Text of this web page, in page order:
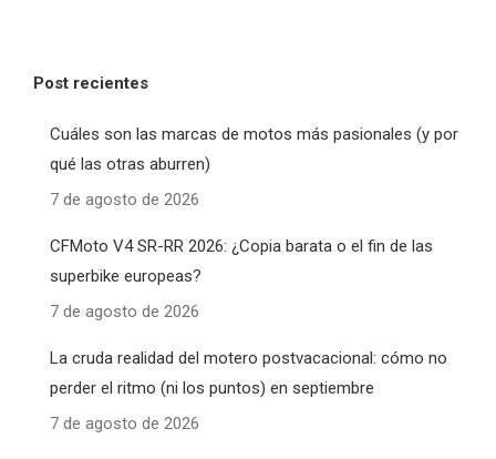
Post recientes
Cuáles son las marcas de motos más pasionales (y por
qué las otras aburren)
7 de agosto de 2026
CFMoto V4 SR-RR 2026: ¿Copia barata o el fin de las
superbike europeas?
7 de agosto de 2026
La cruda realidad del motero postvacacional: cómo no
perder el ritmo (ni los puntos) en septiembre
7 de agosto de 2026